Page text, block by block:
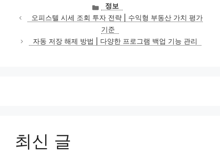
카
테
고
리
정보
오피스텔 시세 조회 투자 전략 | 수익형 부동산 가치 평가
기준
자동 저장 해제 방법 | 다양한 프로그램 백업 기능 관리
최신 글